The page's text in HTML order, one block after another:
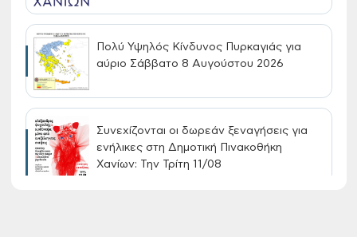
Πολύ Υψηλός Κίνδυνος Πυρκαγιάς για
αύριο Σάββατο 8 Αυγούστου 2026
Συνεχίζονται οι δωρεάν ξεναγήσεις για
ενήλικες στη Δημοτική Πινακοθήκη
Χανίων: Την Τρίτη 11/08